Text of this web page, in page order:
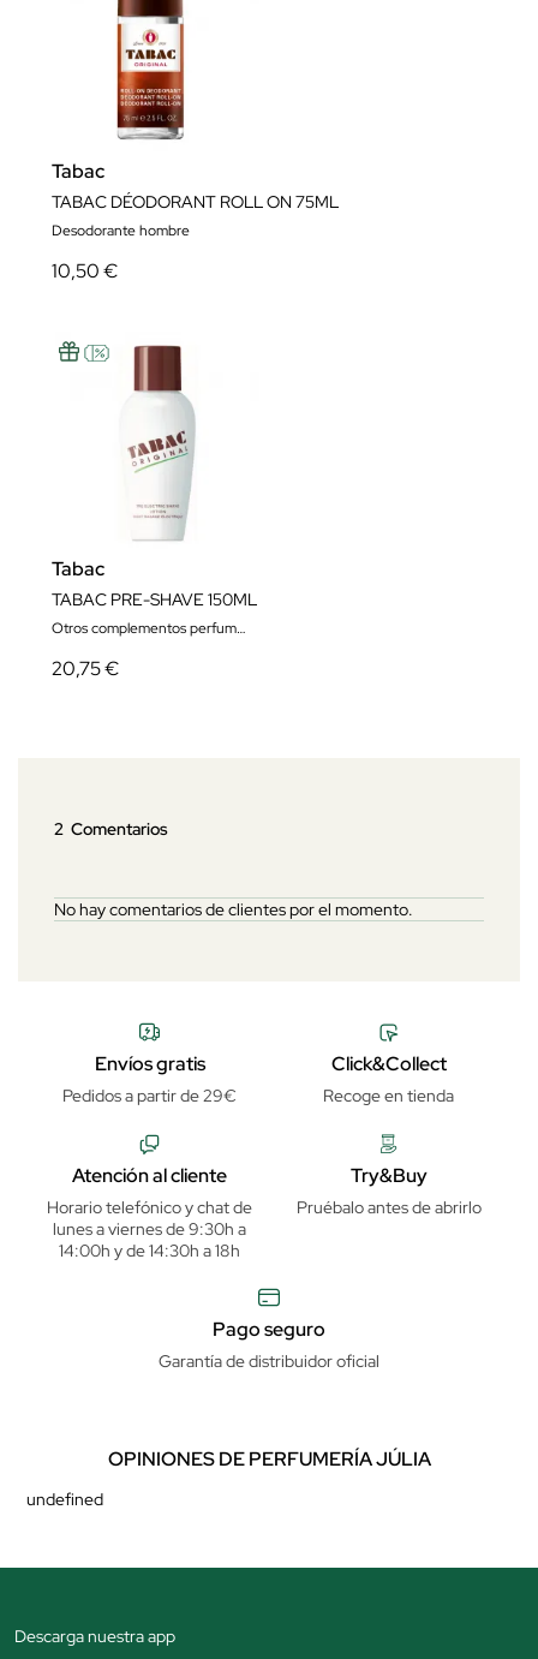
Tabac
TABAC DÉODORANT ROLL ON 75ML
Desodorante hombre
10,50 €
Tabac
TABAC PRE-SHAVE 150ML
Otros complementos perfumes hombre
20,75 €
2 Comentarios
No hay comentarios de clientes por el momento.
Envíos gratis
Pedidos a partir de 29€
Click&Collect
Recoge en tienda
Atención al cliente
Horario telefónico y chat de
lunes a viernes de 9:30h a
14:00h y de 14:30h a 18h
Try&Buy
Pruébalo antes de abrirlo
Pago seguro
Garantía de distribuidor oficial
OPINIONES DE PERFUMERÍA JÚLIA
undefined
Descarga nuestra app